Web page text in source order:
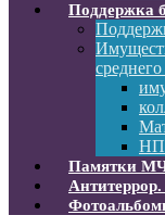
Поддержка
Памятки